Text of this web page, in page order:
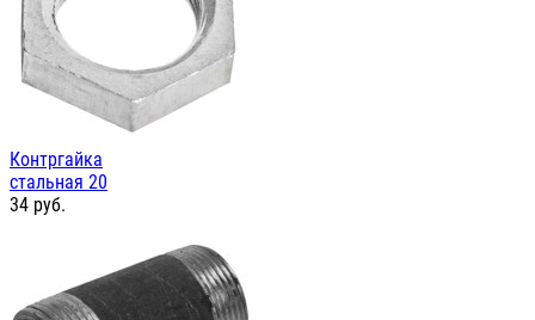
Контргайка
стальная 20
34 руб.